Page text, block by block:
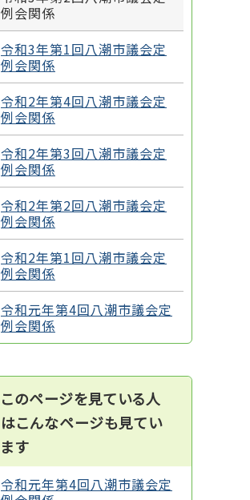
例会関係
令和3年第1回八潮市議会定
例会関係
令和2年第4回八潮市議会定
例会関係
令和2年第3回八潮市議会定
例会関係
令和2年第2回八潮市議会定
例会関係
令和2年第1回八潮市議会定
例会関係
令和元年第4回八潮市議会定
例会関係
このページを見ている人
はこんなページも見てい
ます
令和元年第4回八潮市議会定